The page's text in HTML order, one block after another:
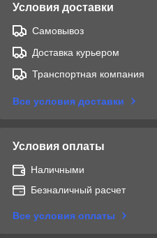
Условия доставки
Самовывоз
Доставка курьером
Транспортная компания
Все условия доставки
Условия оплаты
Наличными
Безналичный расчет
Все условия оплаты